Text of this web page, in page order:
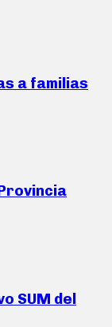
a familias
SUM del